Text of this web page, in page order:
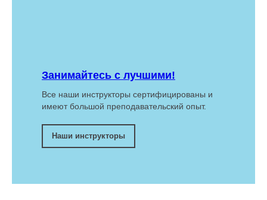
Занимайтесь с лучшими!
Все наши инструкторы сертифицированы и
имеют большой преподавательский опыт.
Наши инструкторы